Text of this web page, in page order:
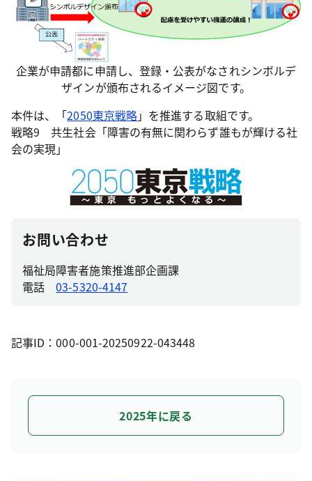
企業が申請都に申請し、登録・公表がなされシンボルデ
ザインが頒布されるイメージ図です。
本件は、「2050東京戦略」を推進する取組です。
戦略9 共生社会「障害の有無に関わらず誰もが輝ける社
会の実現」
お問い合わせ
福祉局障害者施策推進部企画課
電話03-5320-4147
記事ID：000-001-20250922-043448
2025年に戻る